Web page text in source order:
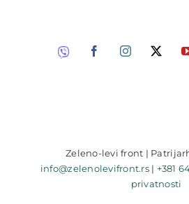
Zeleno-levi front |
info@zelenolevifront.rs| +381
privatnosti